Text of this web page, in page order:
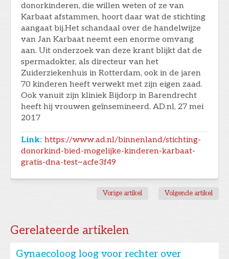
donorkinderen, die willen weten of ze van
Karbaat afstammen, hoort daar wat de stichting
aangaat bij.Het schandaal over de handelwijze
van Jan Karbaat neemt een enorme omvang
aan. Uit onderzoek van deze krant blijkt dat de
spermadokter, als directeur van het
Zuiderziekenhuis in Rotterdam, ook in de jaren
70 kinderen heeft verwekt met zijn eigen zaad.
Ook vanuit zijn kliniek Bijdorp in Barendrecht
heeft hij vrouwen geïnsemineerd. AD.nl, 27 mei
2017
Link: https://www.ad.nl/binnenland/stichting-
donorkind-bied-mogelijke-kinderen-karbaat-
gratis-dna-test~acfe3f49
Vorige artikel Volgende artikel
Gerelateerde artikelen
Gynaecoloog loog voor rechter over